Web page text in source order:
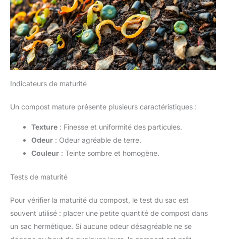
Indicateurs de maturité
Un compost mature présente plusieurs caractéristiques :
Texture : Finesse et uniformité des particules.
Odeur : Odeur agréable de terre.
Couleur : Teinte sombre et homogène.
Tests de maturité
Pour vérifier la maturité du compost, le test du sac est
souvent utilisé : placer une petite quantité de compost dans
un sac hermétique. Si aucune odeur désagréable ne se